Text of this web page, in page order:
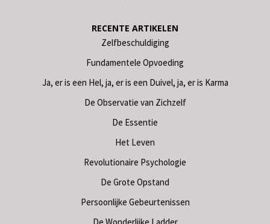
RECENTE ARTIKELEN
Zelfbeschuldiging
Fundamentele Opvoeding
Ja, er is een Hel, ja, er is een Duivel, ja, er is Karma
De Observatie van Zichzelf
De Essentie
Het Leven
Revolutionaire Psychologie
De Grote Opstand
Persoonlijke Gebeurtenissen